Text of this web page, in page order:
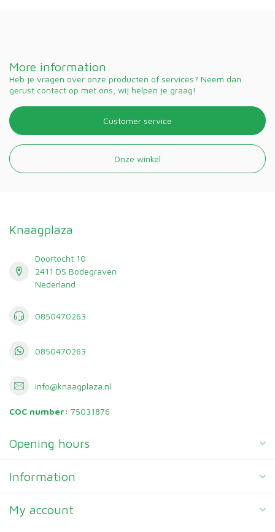
More information
Heb je vragen over onze producten of services? Neem dan
gerust contact op met ons, wij helpen je graag!
Customer service
Onze winkel
Knaagplaza
Doortocht 10
2411 DS Bodegraven
Nederland
0850470263
0850470263
info@knaagplaza.nl
COC number: 75031876
Opening hours
Information
My account